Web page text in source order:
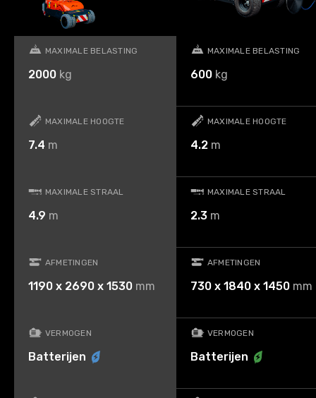
MAXIMALE BELASTING
2000 kg
MAXIMALE HOOGTE
7.4 m
MAXIMALE STRAAL
4.9 m
AFMETINGEN
1190 x 2690 x 1530 mm
VERMOGEN
Batterijen
MAXIMALE BELASTING
600 kg
MAXIMALE HOOGTE
4.2 m
MAXIMALE STRAAL
2.3 m
AFMETINGEN
730 x 1840 x 1450 mm
VERMOGEN
Batterijen